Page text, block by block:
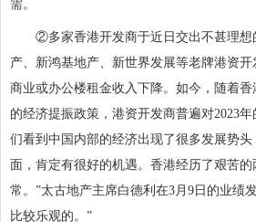
需。
②多家香港开发商于近日交出不甚理想
产、新鸿基地产、新世界发展等老牌港资开
商业或办公楼租金收入下降。如今，随着
的经济提振政策，港资开发商普遍对2023
们看到中国内部的经济出现了很多发展势头
面，肯定有很好的机遇。香港经历了艰苦
常。”太古地产主席白德利在3月9日的业绩
比较乐观的。”